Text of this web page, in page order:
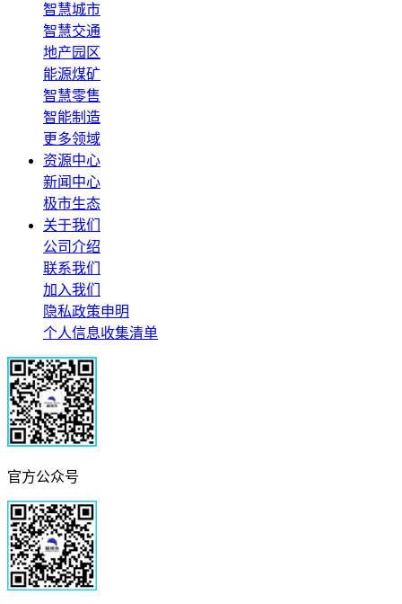
智慧城市
智慧交通
地产园区
能源煤矿
智慧零售
智能制造
更多领域
资源中心
新闻中心
极市生态
关于我们
公司介绍
联系我们
加入我们
隐私政策申明
个人信息收集清单
官方公众号